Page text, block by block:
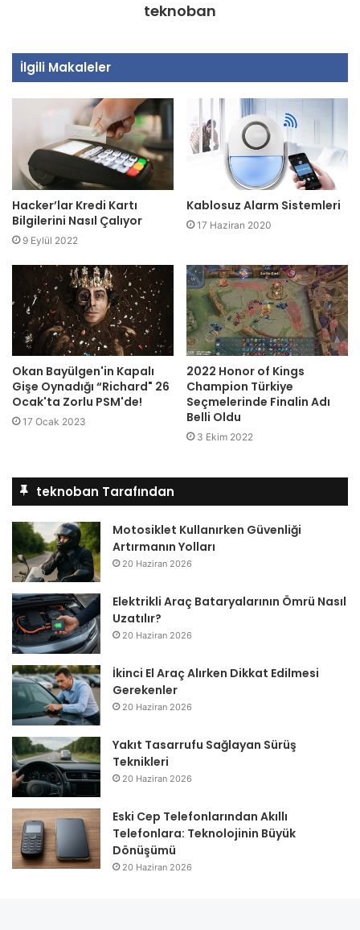
teknoban
İlgili Makaleler
Hacker’lar Kredi Kartı
Bilgilerini Nasıl Çalıyor
9 Eylül 2022
Kablosuz Alarm Sistemleri
17 Haziran 2020
Okan Bayülgen'in Kapalı
Gişe Oynadığı “Richard" 26
Ocak'ta Zorlu PSM'de!
17 Ocak 2023
2022 Honor of Kings
Champion Türkiye
Seçmelerinde Finalin Adı
Belli Oldu
3 Ekim 2022
teknoban Tarafından
Motosiklet Kullanırken Güvenliği
Artırmanın Yolları
20 Haziran 2026
Elektrikli Araç Bataryalarının Ömrü Nasıl
Uzatılır?
20 Haziran 2026
İkinci El Araç Alırken Dikkat Edilmesi
Gerekenler
20 Haziran 2026
Yakıt Tasarrufu Sağlayan Sürüş
Teknikleri
20 Haziran 2026
Eski Cep Telefonlarından Akıllı
Telefonlara: Teknolojinin Büyük
Dönüşümü
20 Haziran 2026